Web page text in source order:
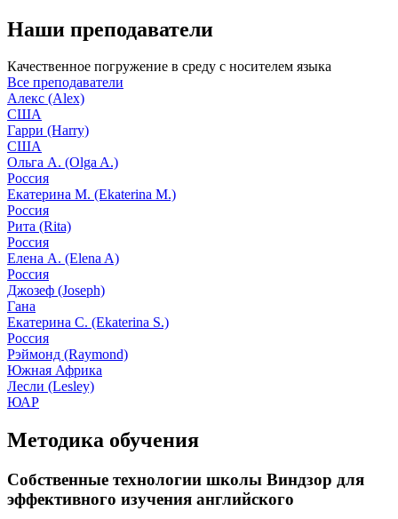
Наши преподаватели
Качественное погружение в среду с носителем языка
Все преподаватели
Алекс (Alex)
США
Гарри (Harry)
США
Ольга А. (Olga A.)
Россия
Екатерина М. (Ekaterina M.)
Россия
Рита (Rita)
Россия
Елена А. (Elena A)
Россия
Джозеф (Joseph)
Гана
Екатерина С. (Ekaterina S.)
Россия
Рэймонд (Raymond)
Южная Африка
Лесли (Lesley)
ЮАР
Методика обучения
Собственные технологии школы Виндзор для
эффективного изучения английского